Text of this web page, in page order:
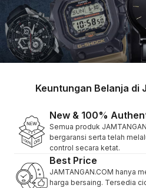
Keuntungan Belanja di
New & 100%
Semua produk
bergaransi serta telah
control secara ketat.
Best Price
JAMTANGAN.COM hanya
harga bersaing. Tersedia